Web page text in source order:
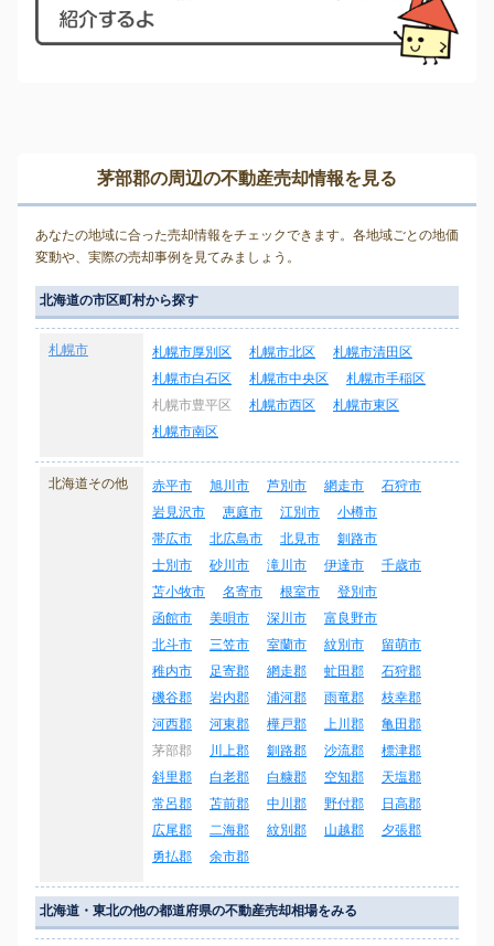
茅部郡の周辺の不動産売却情報を見る
あなたの地域に合った売却情報をチェックできます。各地域ごとの地価
変動や、実際の売却事例を見てみましょう。
北海道の市区町村から探す
札幌市 札幌市厚別区 札幌市北区
札幌市清田区
札幌市白石区
札幌市中央区
札幌市手稲区
札幌市豊平区
札幌市西区
札幌市東区
札幌市南区
北海道その他 赤平市 旭川市 芦別市 網走市
石狩市
岩見沢市
恵庭市 江別市
小樽市
帯広市
北広島市 北見市
釧路市
士別市
砂川市 滝川市 伊達市
千歳市
苫小牧市
名寄市 根室市
登別市
函館市
美唄市 深川市
富良野市
北斗市
三笠市 室蘭市 紋別市
留萌市
稚内市
足寄郡 網走郡 虻田郡
石狩郡
磯谷郡
岩内郡 浦河郡 雨竜郡
枝幸郡
河西郡
河東郡 樺戸郡 上川郡
亀田郡
茅部郡
川上郡 釧路郡 沙流郡
標津郡
斜里郡
白老郡 白糠郡 空知郡
天塩郡
常呂郡
苫前郡 中川郡 野付郡
日高郡
広尾郡
二海郡 紋別郡 山越郡
夕張郡
勇払郡
余市郡
北海道・東北の他の都道府県の不動産売却相場をみる